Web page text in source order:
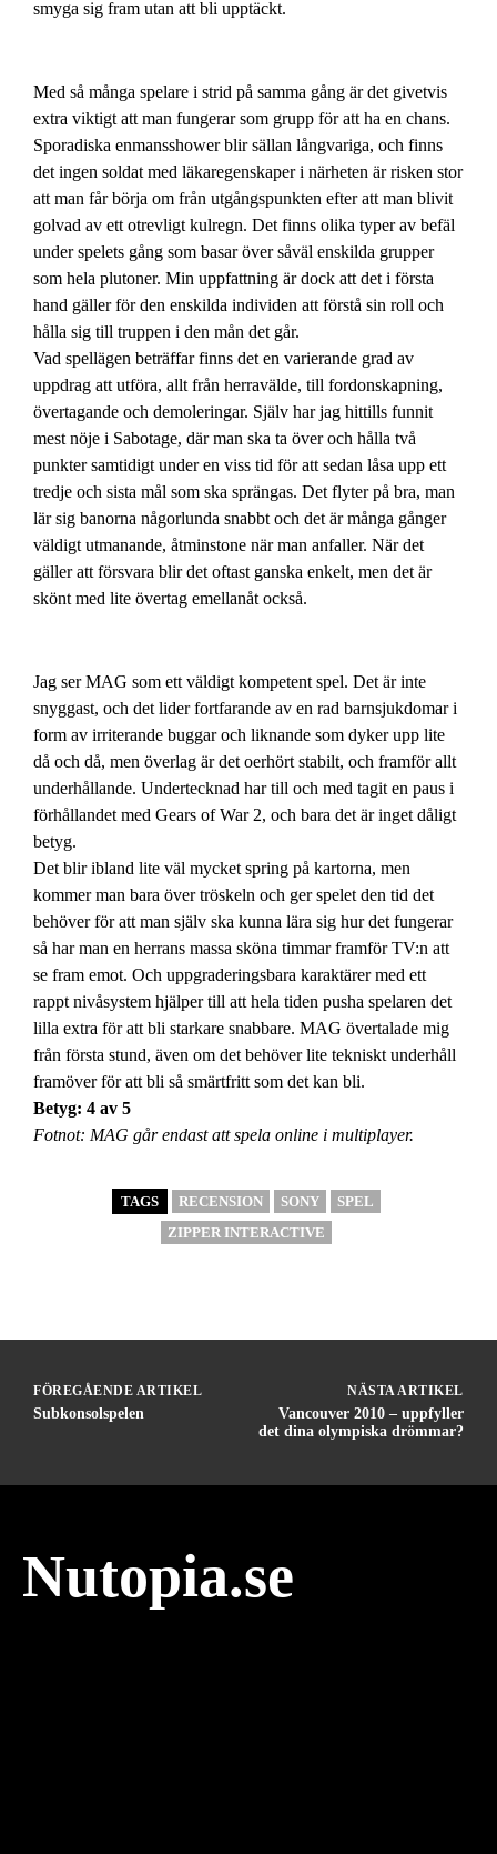
smyga sig fram utan att bli upptäckt.
Med så många spelare i strid på samma gång är det givetvis
extra viktigt att man fungerar som grupp för att ha en chans.
Sporadiska enmansshower blir sällan långvariga, och finns
det ingen soldat med läkaregenskaper i närheten är risken stor
att man får börja om från utgångspunkten efter att man blivit
golvad av ett otrevligt kulregn. Det finns olika typer av befäl
under spelets gång som basar över såväl enskilda grupper
som hela plutoner. Min uppfattning är dock att det i första
hand gäller för den enskilda individen att förstå sin roll och
hålla sig till truppen i den mån det går.
Vad spellägen beträffar finns det en varierande grad av
uppdrag att utföra, allt från herravälde, till fordonskapning,
övertagande och demoleringar. Själv har jag hittills funnit
mest nöje i Sabotage, där man ska ta över och hålla två
punkter samtidigt under en viss tid för att sedan låsa upp ett
tredje och sista mål som ska sprängas. Det flyter på bra, man
lär sig banorna någorlunda snabbt och det är många gånger
väldigt utmanande, åtminstone när man anfaller. När det
gäller att försvara blir det oftast ganska enkelt, men det är
skönt med lite övertag emellanåt också.
Jag ser MAG som ett väldigt kompetent spel. Det är inte
snyggast, och det lider fortfarande av en rad barnsjukdomar i
form av irriterande buggar och liknande som dyker upp lite
då och då, men överlag är det oerhört stabilt, och framför allt
underhållande. Undertecknad har till och med tagit en paus i
förhållandet med Gears of War 2, och bara det är inget dåligt
betyg.
Det blir ibland lite väl mycket spring på kartorna, men
kommer man bara över tröskeln och ger spelet den tid det
behöver för att man själv ska kunna lära sig hur det fungerar
så har man en herrans massa sköna timmar framför TV:n att
se fram emot. Och uppgraderingsbara karaktärer med ett
rappt nivåsystem hjälper till att hela tiden pusha spelaren det
lilla extra för att bli starkare snabbare. MAG övertalade mig
från första stund, även om det behöver lite tekniskt underhåll
framöver för att bli så smärtfritt som det kan bli.
Betyg: 4 av 5
Fotnot: MAG går endast att spela online i multiplayer.
TAGS RECENSION SONY
SPEL
ZIPPER INTERACTIVE
FÖREGÅENDE ARTIKEL
Subkonsolspelen
NÄSTA ARTIKEL
Vancouver 2010 – uppfyller
det dina olympiska drömmar?
Nutopia.se